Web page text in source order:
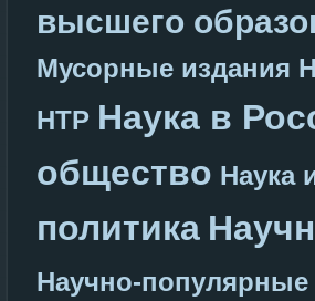
высшего
Мусорные издания
НТР Наука в
общество Наука
политика
Научно-